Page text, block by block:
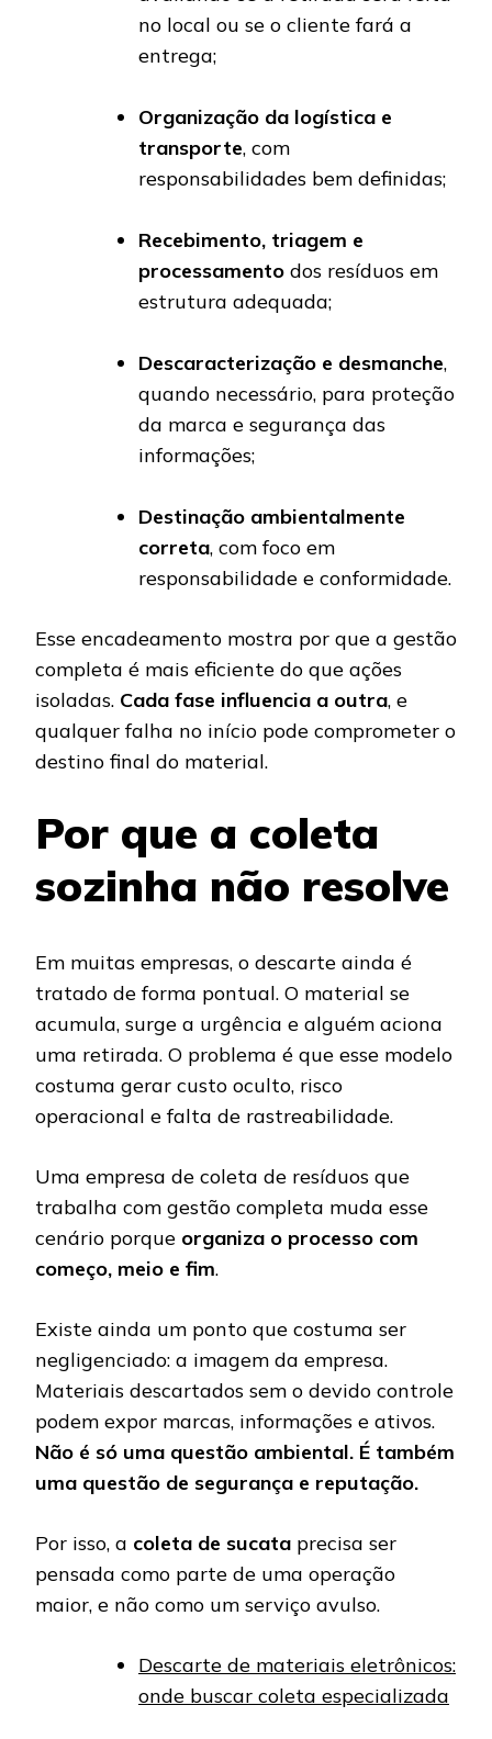
no local ou se o cliente fará a
entrega;
Organização da logística e
transporte, com
responsabilidades bem definidas;
Recebimento, triagem e
processamento dos resíduos em
estrutura adequada;
Descaracterização e desmanche,
quando necessário, para proteção
da marca e segurança das
informações;
Destinação ambientalmente
correta, com foco em
responsabilidade e conformidade.
Esse encadeamento mostra por que a gestão
completa é mais eficiente do que ações
isoladas. Cada fase influencia a outra, e
qualquer falha no início pode comprometer o
destino final do material.
Por que a coleta
sozinha não resolve
Em muitas empresas, o descarte ainda é
tratado de forma pontual. O material se
acumula, surge a urgência e alguém aciona
uma retirada. O problema é que esse modelo
costuma gerar custo oculto, risco
operacional e falta de rastreabilidade.
Uma empresa de coleta de resíduos que
trabalha com gestão completa muda esse
cenário porque organiza o processo com
começo, meio e fim.
Existe ainda um ponto que costuma ser
negligenciado: a imagem da empresa.
Materiais descartados sem o devido controle
podem expor marcas, informações e ativos.
Não é só uma questão ambiental. É também
uma questão de segurança e reputação.
Por isso, a coleta de sucata precisa ser
pensada como parte de uma operação
maior, e não como um serviço avulso.
Descarte de materiais eletrônicos:
onde buscar coleta especializada